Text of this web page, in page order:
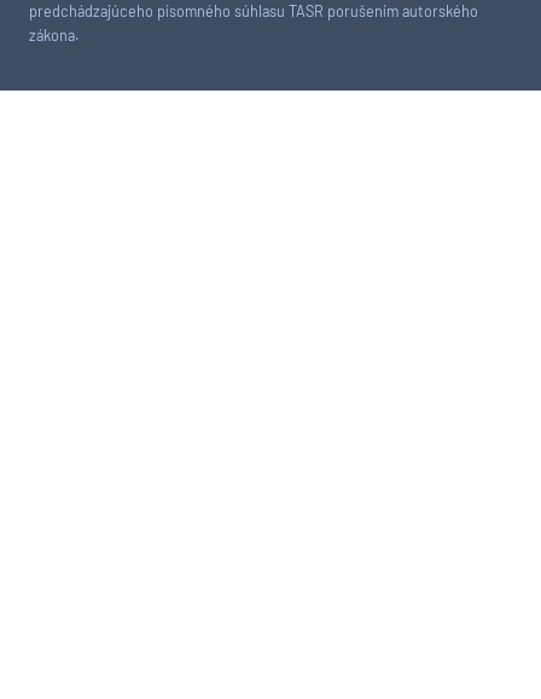
predchádzajúceho písomného súhlasu TASR porušením autorského
zákona.